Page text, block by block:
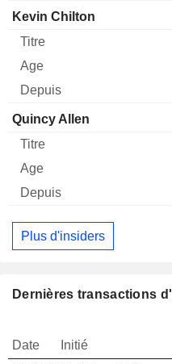
Kevin Chilton
Quincy Allen
Plus d'insiders
Dernières transactions
Date Initié